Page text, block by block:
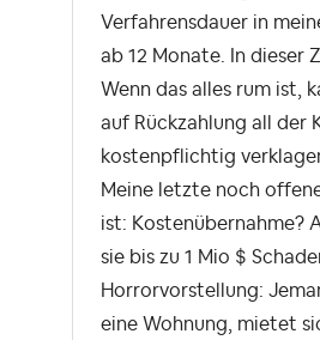
Verfahrensdauer in
ab 12 Monate. In dieser
Wenn das alles rum ist,
auf Rückzahlung all der
kostenpflichtig
Meine letzte noch
ist: Kostenübernahme?
sie bis zu 1 Mio $
Horrorvorstellung:
eine Wohnung, mietet